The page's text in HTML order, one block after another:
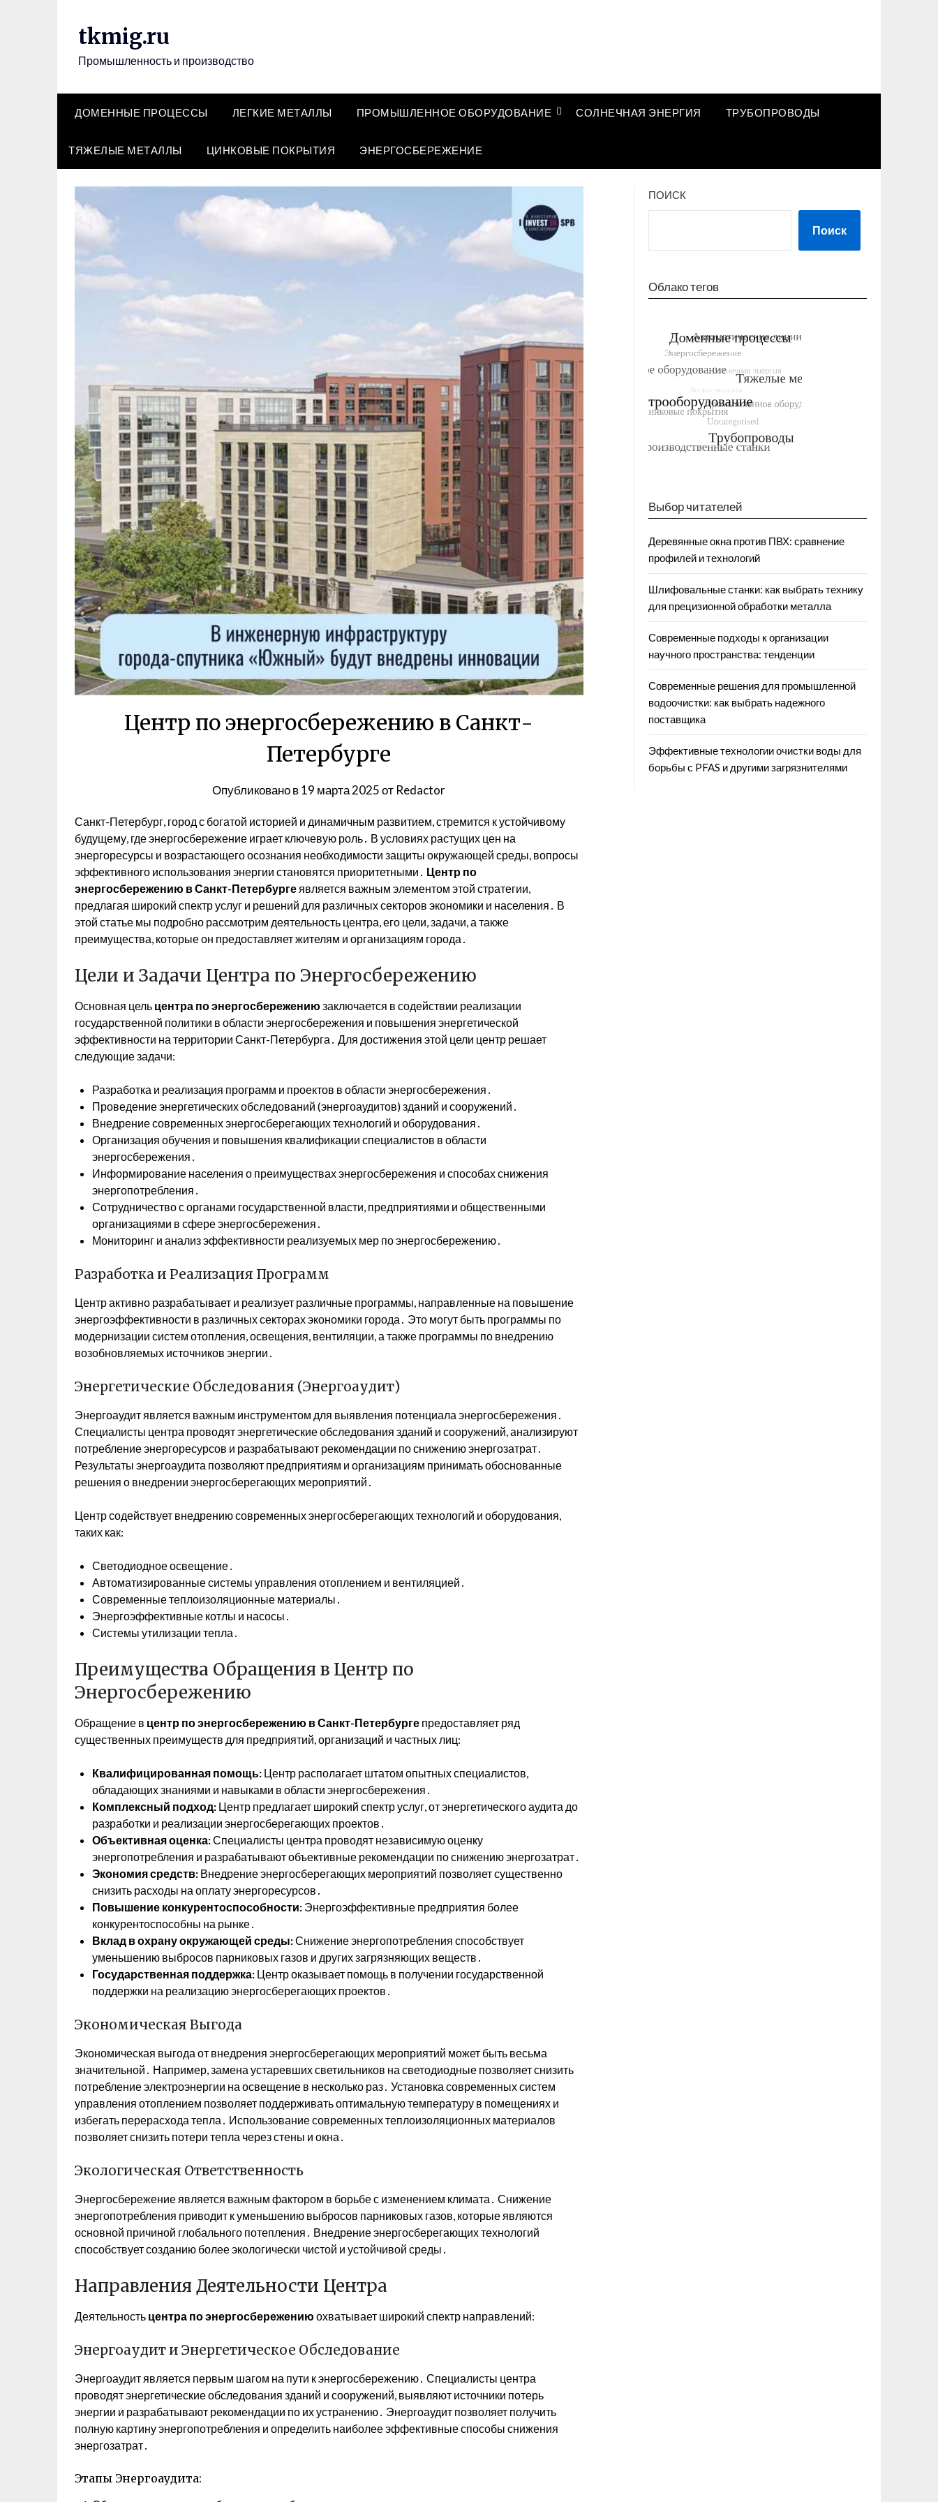
tkmig.ru
Промышленность и производство
ДОМЕННЫЕ ПРОЦЕССЫ ЛЕГКИЕ МЕТАЛЛЫ ПРОМЫШЛЕННОЕ ОБОРУДОВАНИЕ СОЛНЕЧНАЯ ЭНЕРГИЯ ТРУБОПРОВОДЫ
ТЯЖЕЛЫЕ МЕТАЛЛЫ ЦИНКОВЫЕ ПОКРЫТИЯ ЭНЕРГОСБЕРЕЖЕНИЕ
Центр по энергосбережению в Санкт-
Петербурге
Опубликовано в19 марта 2025от Redactor
Санкт-Петербург, город с богатой историей и динамичным развитием, стремится к устойчивому
будущему, где энергосбережение играет ключевую роль․ В условиях растущих цен на
энергоресурсы и возрастающего осознания необходимости защиты окружающей среды, вопросы
эффективного использования энергии становятся приоритетными․ Центр по
энергосбережению в Санкт-Петербурге является важным элементом этой стратегии,
предлагая широкий спектр услуг и решений для различных секторов экономики и населения․ В
этой статье мы подробно рассмотрим деятельность центра, его цели, задачи, а также
преимущества, которые он предоставляет жителям и организациям города․
Цели и Задачи Центра по Энергосбережению
Основная цель центра по энергосбережению заключается в содействии реализации
государственной политики в области энергосбережения и повышения энергетической
эффективности на территории Санкт-Петербурга․ Для достижения этой цели центр решает
следующие задачи:
Разработка и реализация программ и проектов в области энергосбережения․
Проведение энергетических обследований (энергоаудитов) зданий и сооружений․
Внедрение современных энергосберегающих технологий и оборудования․
Организация обучения и повышения квалификации специалистов в области
энергосбережения․
Информирование населения о преимуществах энергосбережения и способах снижения
энергопотребления․
Сотрудничество с органами государственной власти, предприятиями и общественными
организациями в сфере энергосбережения․
Мониторинг и анализ эффективности реализуемых мер по энергосбережению․
Разработка и Реализация Программ
Центр активно разрабатывает и реализует различные программы, направленные на повышение
энергоэффективности в различных секторах экономики города․ Это могут быть программы по
модернизации систем отопления, освещения, вентиляции, а также программы по внедрению
возобновляемых источников энергии․
Энергетические Обследования (Энергоаудит)
Энергоаудит является важным инструментом для выявления потенциала энергосбережения․
Специалисты центра проводят энергетические обследования зданий и сооружений, анализируют
потребление энергоресурсов и разрабатывают рекомендации по снижению энергозатрат․
Результаты энергоаудита позволяют предприятиям и организациям принимать обоснованные
решения о внедрении энергосберегающих мероприятий․
Центр содействует внедрению современных энергосберегающих технологий и оборудования,
таких как:
Светодиодное освещение․
Автоматизированные системы управления отоплением и вентиляцией․
Современные теплоизоляционные материалы․
Энергоэффективные котлы и насосы․
Системы утилизации тепла․
Преимущества Обращения в Центр по
Энергосбережению
Обращение в центр по энергосбережению в Санкт-Петербурге предоставляет ряд
существенных преимуществ для предприятий, организаций и частных лиц:
Квалифицированная помощь: Центр располагает штатом опытных специалистов,
обладающих знаниями и навыками в области энергосбережения․
Комплексный подход: Центр предлагает широкий спектр услуг, от энергетического аудита до
разработки и реализации энергосберегающих проектов․
Объективная оценка:Специалисты центра проводят независимую оценку
энергопотребления и разрабатывают объективные рекомендации по снижению энергозатрат․
Экономия средств: Внедрение энергосберегающих мероприятий позволяет существенно
снизить расходы на оплату энергоресурсов․
Повышение конкурентоспособности: Энергоэффективные предприятия более
конкурентоспособны на рынке․
Вклад в охрану окружающей среды:Снижение энергопотребления способствует
уменьшению выбросов парниковых газов и других загрязняющих веществ․
Государственная поддержка: Центр оказывает помощь в получении государственной
поддержки на реализацию энергосберегающих проектов․
Экономическая Выгода
Экономическая выгода от внедрения энергосберегающих мероприятий может быть весьма
значительной․ Например, замена устаревших светильников на светодиодные позволяет снизить
потребление электроэнергии на освещение в несколько раз․ Установка современных систем
управления отоплением позволяет поддерживать оптимальную температуру в помещениях и
избегать перерасхода тепла․ Использование современных теплоизоляционных материалов
позволяет снизить потери тепла через стены и окна․
Экологическая Ответственность
Энергосбережение является важным фактором в борьбе с изменением климата․ Снижение
энергопотребления приводит к уменьшению выбросов парниковых газов, которые являются
основной причиной глобального потепления․ Внедрение энергосберегающих технологий
способствует созданию более экологически чистой и устойчивой среды․
Направления Деятельности Центра
Деятельность центра по энергосбережению охватывает широкий спектр направлений:
Энергоаудит и Энергетическое Обследование
Энергоаудит является первым шагом на пути к энергосбережению․ Специалисты центра
проводят энергетические обследования зданий и сооружений, выявляют источники потерь
энергии и разрабатывают рекомендации по их устранению․ Энергоаудит позволяет получить
полную картину энергопотребления и определить наиболее эффективные способы снижения
энергозатрат․
Этапы Энергоаудита:
ПОИСК
Поиск
Облако тегов
Выбор читателей
Деревянные окна против ПВХ: сравнение
профилей и технологий
Шлифовальные станки: как выбрать технику
для прецизионной обработки металла
Современные подходы к организации
научного пространства: тенденции
Современные решения для промышленной
водоочистки: как выбрать надежного
поставщика
Эффективные технологии очистки воды для
борьбы с PFAS и другими загрязнителями